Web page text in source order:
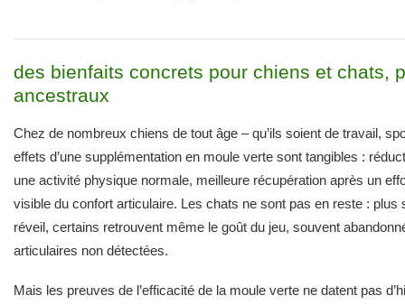
des bienfaits concrets pour chiens et chats,
ancestraux
Chez de nombreux chiens de tout âge – qu’ils soient de travail,
effets d’une supplémentation en moule verte sont tangibles :
une activité physique normale, meilleure récupération après un
visible du confort articulaire. Les chats ne sont pas en reste : plus
réveil, certains retrouvent même le goût du jeu, souvent
articulaires non détectées.
Mais les preuves de l’efficacité de la moule verte ne datent pas